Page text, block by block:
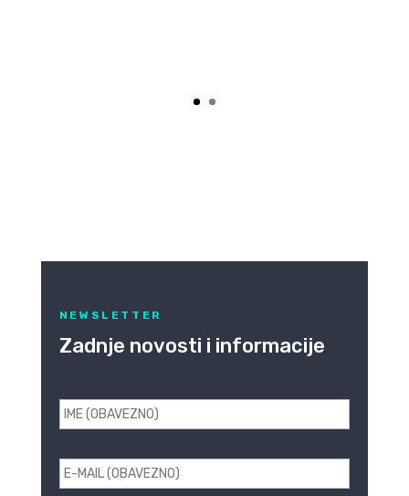
NEWSLETTER
Zadnje novosti i informacije